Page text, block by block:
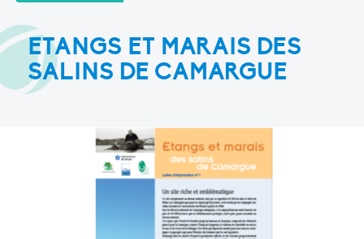
ETANGS ET MARAIS DES
SALINS DE CAMARGUE